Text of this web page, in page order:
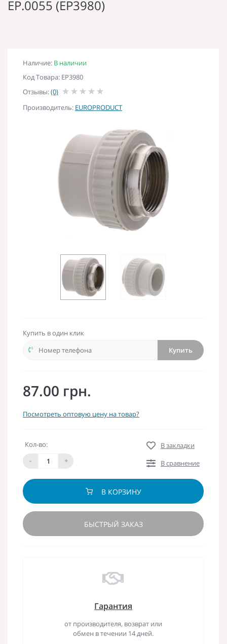
EP.0055 (EP3980)
Наличие: В наличии
Код Товара: EP3980
Отзывы:(0)
Производитель: EUROPRODUCT
Купить в один клик
Купить
87.00 грн.
Посмотреть оптовую цену на товар?
Кол-во:
-
+
В закладки
В сравнение
В КОРЗИНУ
БЫСТРЫЙ ЗАКАЗ
Гарантия
от производителя, возврат или
обмен в течении 14 дней.